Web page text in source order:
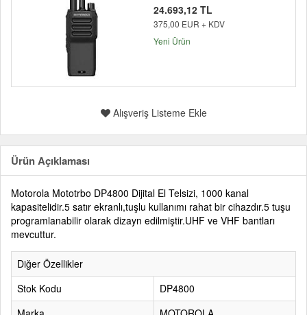
24.693,12 TL
375,00 EUR + KDV
Yeni Ürün
Alışveriş Listeme Ekle
Ürün Açıklaması
Motorola Mototrbo DP4800 Dijital El Telsizi, 1000 kanal
kapasitelidir.5 satır ekranlı,tuşlu kullanımı rahat bir cihazdır.5 tuşu
programlanabilir olarak dizayn edilmiştir.UHF ve VHF bantları
mevcuttur.
Diğer Özellikler
Stok Kodu
DP4800